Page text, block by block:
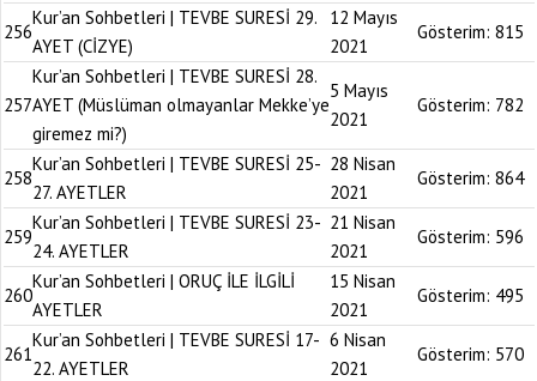
256
Kur’an Sohbetleri | TEVBE SURESİ 29.
AYET (CİZYE)
12 Mayıs
2021
Gösterim: 815
257
Kur’an Sohbetleri | TEVBE SURESİ 28.
AYET (Müslüman olmayanlar Mekke’ye
giremez mi?)
5 Mayıs
2021
Gösterim: 782
258
Kur’an Sohbetleri | TEVBE SURESİ 25-
27. AYETLER
28 Nisan
2021
Gösterim: 864
259
Kur’an Sohbetleri | TEVBE SURESİ 23-
24. AYETLER
21 Nisan
2021
Gösterim: 596
260
Kur’an Sohbetleri | ORUÇ İLE İLGİLİ
AYETLER
15 Nisan
2021
Gösterim: 495
261
Kur’an Sohbetleri | TEVBE SURESİ 17-
22. AYETLER
6 Nisan
2021
Gösterim: 570